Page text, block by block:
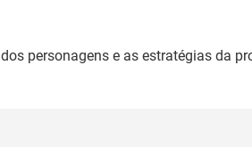
personagens e as estratégias da